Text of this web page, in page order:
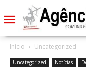
Início Uncategorized
Uncategorized Notícias